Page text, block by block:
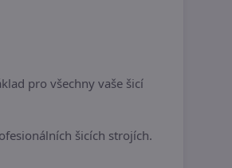
pro všechny vaše šicí
šicích strojích.